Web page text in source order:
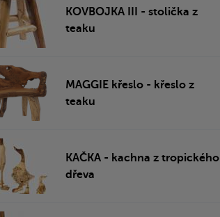
KOVBOJKA III - stolička z
teaku
MAGGIE křeslo - křeslo z
teaku
KAČKA - kachna z tropického
dřeva